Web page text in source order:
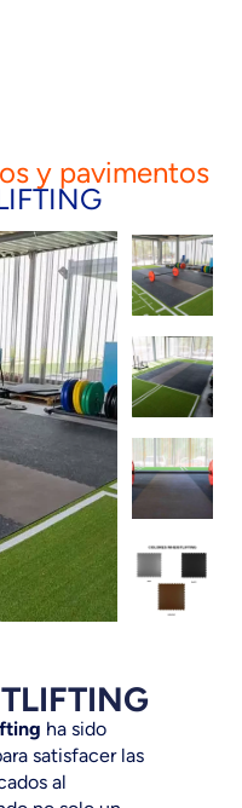
ha sido
satisfacer las
al
y pavimentos